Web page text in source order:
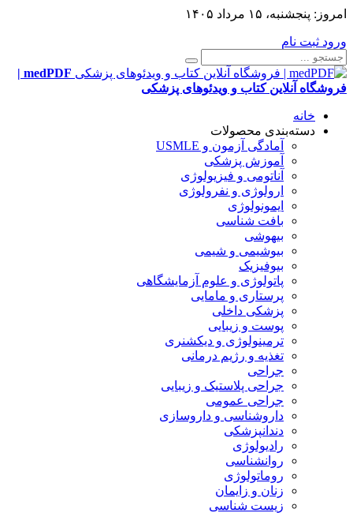
امروز: پنجشنبه، ۱۵ مرداد ۱۴۰۵
ورود ثبت نام
medPDF |
فروشگاه آنلاین کتاب و ویدئوهای پزشکی
خانه
دسته‌بندی محصولات
آمادگی آزمون و USMLE
آموزش پزشکی
آناتومی و فیزیولوژی
ارولوژی و نفرولوژی
ایمونولوژی
بافت شناسی
بیهوشی
بیوشیمی و شیمی
بیوفیزیک
پاتولوژی و علوم آزمایشگاهی
پرستاری و مامایی
پزشکی داخلی
پوست و زیبایی
ترمینولوژی و دیکشنری
تغذیه و رژیم درمانی
جراحی
جراحی پلاستیک و زیبایی
جراحی عمومی
داروشناسی و داروسازی
دندانپزشکی
رادیولوژی
روانشناسی
روماتولوژی
زنان و زایمان
زیست شناسی